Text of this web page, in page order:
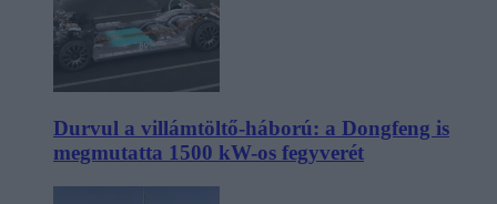
Durvul a villámtöltő-háború: a Dongfeng is
megmutatta 1500 kW-os fegyverét